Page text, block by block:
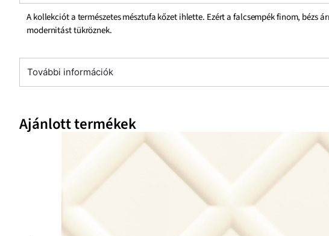
A kollekciót a természetes mésztufa kőzet ihlette. Ezért a falcsempék finom, bézs
modernitást tükröznek.
További információk
Ajánlott termékek